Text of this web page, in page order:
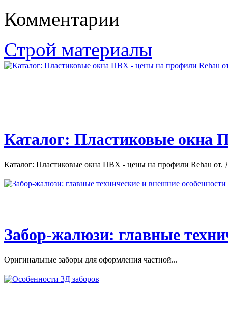
Глава 5
трудно переоценить. В...
Комментарии
Строй материалы
Каталог: Пластиковые окна
Каталог: Пластиковые окна ПВХ - цены на профили Rehau от.
Забор-жалюзи: главные
Оригинальные заборы для оформления частной...